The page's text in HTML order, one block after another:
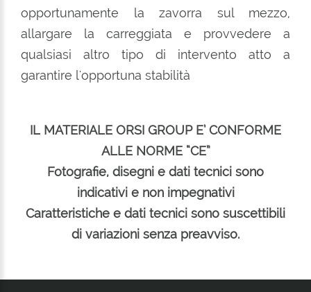
opportunamente la zavorra sul mezzo,
allargare la carreggiata e provvedere a
qualsiasi altro tipo di intervento atto a
garantire l'opportuna stabilità
IL MATERIALE ORSI GROUP E’ CONFORME
ALLE NORME “CE”
Fotografie, disegni e dati tecnici sono
indicativi e non impegnativi
Caratteristiche e dati tecnici sono suscettibili
di variazioni senza preavviso.